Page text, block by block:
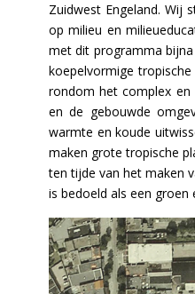
Zuidwest Engeland. Wij
op milieu en
met dit programma
koepelvormige
rondom het complex en
en de gebouwde
warmte en koude
maken grote tropische
ten tijde van het maken
is bedoeld als een